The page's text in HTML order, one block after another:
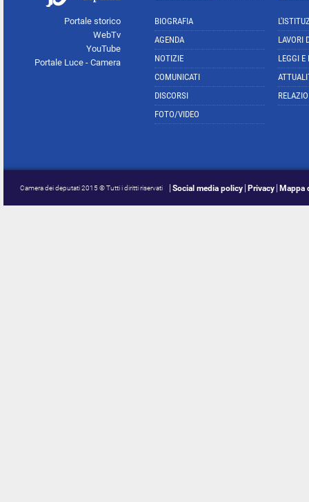
Portale storico
WebTv
YouTube
Portale Luce - Camera
BIOGRAFIA
AGENDA
NOTIZIE
COMUNICATI
DISCORSI
FOTO/VIDEO
LAVORI
LEGGI E
Camera dei deputati 2015 © Tutti i diritti riservati Social media policy Privacy Mappa